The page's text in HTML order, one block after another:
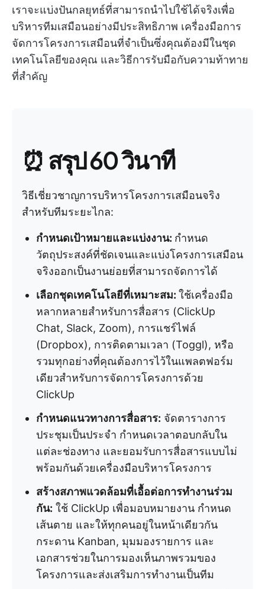
เราจะแบ่งปันกลยุทธ์ที่สามารถนำไปใช้ได้จริงเพื่อ
บริหารทีมเสมือนอย่างมีประสิทธิภาพ เครื่องมือการ
จัดการโครงการเสมือนที่จำเป็นซึ่งคุณต้องมีในชุด
เทคโนโลยีของคุณ และวิธีการรับมือกับความท้าทาย
ที่สำคัญ
⏰ สรุป 60 วินาที
วิธีเชี่ยวชาญการบริหารโครงการเสมือนจริง
สำหรับทีมระยะไกล:
กำหนดเป้าหมายและแบ่งงาน: กำหนด
วัตถุประสงค์ที่ชัดเจนและแบ่งโครงการเสมือน
จริงออกเป็นงานย่อยที่สามารถจัดการได้
เลือกชุดเทคโนโลยีที่เหมาะสม: ใช้เครื่องมือ
หลากหลายสำหรับการสื่อสาร (ClickUp
Chat, Slack, Zoom), การแชร์ไฟล์
(Dropbox), การติดตามเวลา (Toggl), หรือ
รวมทุกอย่างที่คุณต้องการไว้ในแพลตฟอร์ม
เดียวสำหรับการจัดการโครงการด้วย
ClickUp
กำหนดแนวทางการสื่อสาร: จัดตารางการ
ประชุมเป็นประจำ กำหนดเวลาตอบกลับใน
แต่ละช่องทาง และยอมรับการสื่อสารแบบไม่
พร้อมกันด้วยเครื่องมือบริหารโครงการ
สร้างสภาพแวดล้อมที่เอื้อต่อการทำงานร่วม
กัน: ใช้ ClickUp เพื่อมอบหมายงาน กำหนด
เส้นตาย และให้ทุกคนอยู่ในหน้าเดียวกัน
กระดาน Kanban, มุมมองรายการ และ
เอกสารช่วยในการมองเห็นภาพรวมของ
โครงการและส่งเสริมการทำงานเป็นทีม